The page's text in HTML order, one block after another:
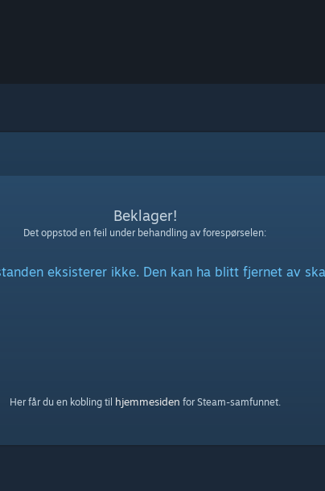
Beklager!
Det oppstod en feil under behandling av forespørselen:
eksisterer ikke. Den kan ha blitt fjernet av
Her får du en kobling til hjemmesiden for Steam-samfunnet.